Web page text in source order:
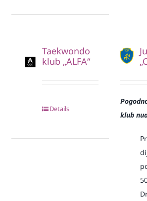
Taekwondo
klub „ALFA“
Details
klub